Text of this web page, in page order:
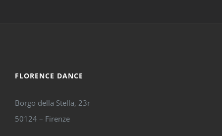
FLORENCE DANCE
Borgo della Stella, 23r
50124 – Firenze